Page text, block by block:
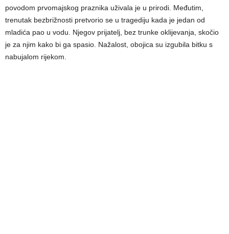
povodom prvomajskog praznika uživala je u prirodi. Međutim,
trenutak bezbrižnosti pretvorio se u tragediju kada je jedan od
mladića pao u vodu. Njegov prijatelj, bez trunke oklijevanja, skočio
je za njim kako bi ga spasio. Nažalost, obojica su izgubila bitku s
nabujalom rijekom.